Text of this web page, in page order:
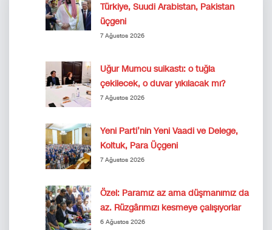
Türkiye, Suudi Arabistan, Pakistan
üçgeni
7 Ağustos 2026
Uğur Mumcu suikastı: o tuğla
çekilecek, o duvar yıkılacak mı?
7 Ağustos 2026
Yeni Parti’nin Yeni Vaadi ve Delege,
Koltuk, Para Üçgeni
7 Ağustos 2026
Özel: Paramız az ama düşmanımız da
az. Rüzgârımızı kesmeye çalışıyorlar
6 Ağustos 2026